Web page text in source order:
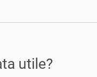
utile?